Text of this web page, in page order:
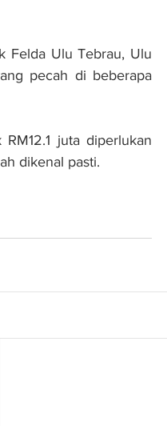
Felda Ulu Tebrau, Ulu
pecah di beberapa
juta diperlukan
dikenal pasti.